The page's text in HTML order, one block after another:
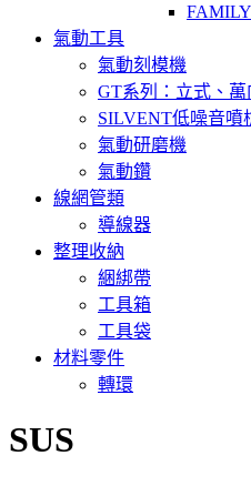
氣動工具
氣動刻模機
GT系列：立式、
SILVENT低噪音噴
氣動研磨機
氣動鑽
線網管類
導線器
整理收納
綑綁帶
工具箱
工具袋
材料零件
轉環
SUS